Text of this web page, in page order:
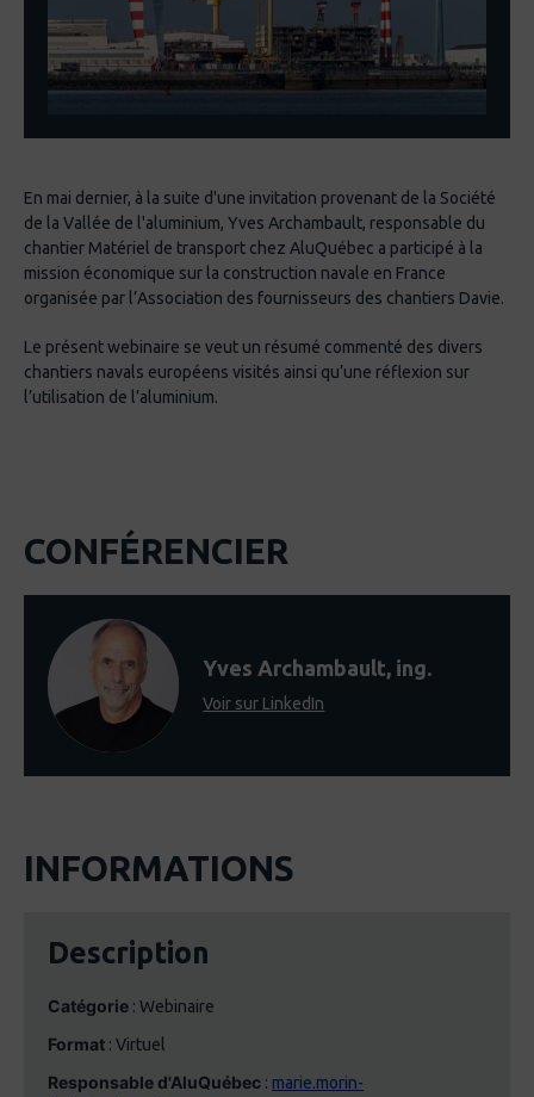
En mai dernier, à la suite d'une invitation provenant de la Société
de la Vallée de l'aluminium, Yves Archambault, responsable du
chantier Matériel de transport chez AluQuébec a participé à la
mission économique sur la construction navale en France
organisée par l’Association des fournisseurs des chantiers Davie.
Le présent webinaire se veut un résumé commenté des divers
chantiers navals européens visités ainsi qu’une réflexion sur
l’utilisation de l’aluminium.
CONFÉRENCIER
Yves Archambault, ing.
Voir sur LinkedIn
INFORMATIONS
Description
Catégorie : Webinaire
Format : Virtuel
Responsable d'AluQuébec : marie.morin-